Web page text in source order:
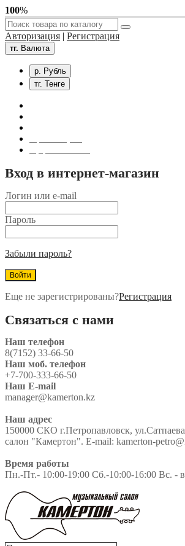
100%
Авторизация | Регистрация
тг. Валюта
р. Рубль
тг. Тенге
Вход в интернет-магазин
Логин или e-mail
Пароль
Забыли пароль?
Еще не зарегистрированы?Регистрация
Связаться с нами
Наш телефон
8(7152) 33-66-50
Наш моб. телефон
+7-700-333-66-50
Наш E-mail
manager@kamerton.kz
Наш адрес
150000 СКО г.Петропавловск,
салон "Камертон". E-mail: kamerton-
Время работы
Пн.-Пт.- 10:00-19:00 Сб.-10:00-16:00 Вс. -